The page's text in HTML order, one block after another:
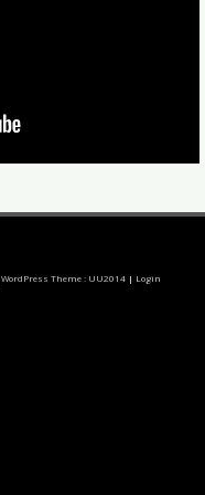
WordPress Theme : UU2014 | Login